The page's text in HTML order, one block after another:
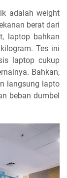
adalah weight
berat dari
laptop bahkan
Tes ini
laptop cukup
Bahkan,
langsung lapto
beban dumbel